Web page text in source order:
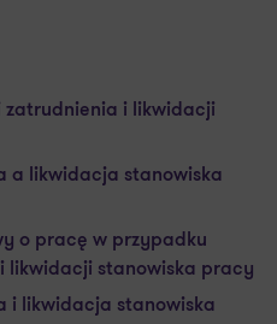
i likwidacji
a likwidacja stanowiska
o pracę w przypadku
likwidacji stanowiska pracy
i likwidacja stanowiska